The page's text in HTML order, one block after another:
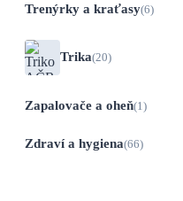
Trenýrky a kraťasy(6)
Trika(20)
Zapalovače a oheň(1)
Zdraví a hygiena(66)